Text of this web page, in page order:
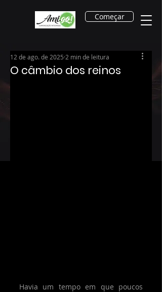
Começar
O câmbio dos reinos
12 de ago. de 2025 2 min de leitura
Havia um tempo em que poucos